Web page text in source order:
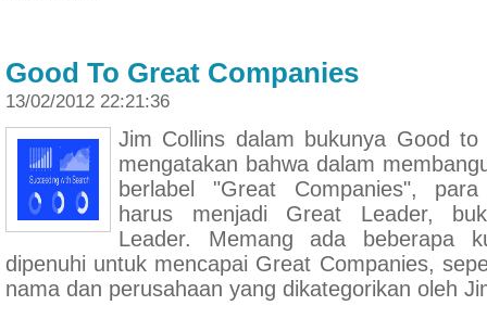
Good To Great Companies
13/02/2012 22:21:36
Jim Collins dalam bukunya Good
mengatakan bahwa dalam
berlabel "Great Companies",
harus menjadi Great Leader,
Leader. Memang ada beberapa
dipenuhi untuk mencapai Great Companies,
nama dan perusahaan yang dikategorikan oleh